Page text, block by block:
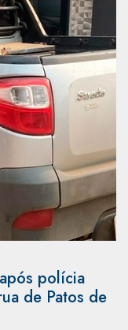
polícia
de Patos de